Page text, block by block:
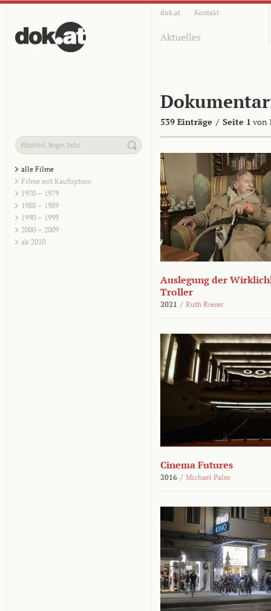
dok.at Kontakt
Aktuelles
539 Einträge / Seite 1 von
alle Filme
Filme mit Kaufoption
1970 – 1979
1980 – 1989
1990 – 1999
2000 – 2009
ab 2010
Auslegung der
Troller
2021 / Ruth Rieser
Cinema Futures
2016 / Michael Palm